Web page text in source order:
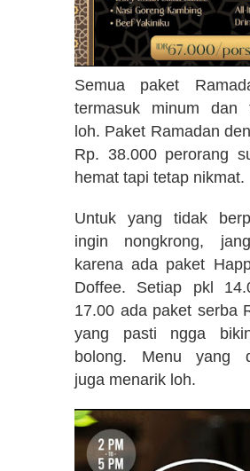
Semua paket
termasuk minum dan
loh. Paket Ramadan
Rp. 38.000 perorang
hemat tapi tetap nikmat.
Untuk yang tidak
ingin nongkrong,
karena ada paket
Doffee. Setiap pkl
17.00 ada paket serba
yang pasti ngga
bolong. Menu yang
juga menarik loh.